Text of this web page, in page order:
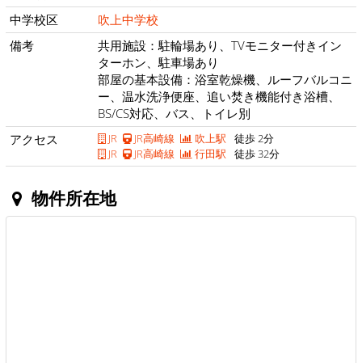
中学校区
吹上中学校
備考
共用施設：駐輪場あり、TVモニター付きイン
ターホン、駐車場あり
部屋の基本設備：浴室乾燥機、ルーフバルコニ
ー、温水洗浄便座、追い焚き機能付き浴槽、
BS/CS対応、バス、トイレ別
アクセス
JR JR高崎線 吹上駅 徒歩 2分
JR
JR高崎線 行田駅 徒歩 32分
物件所在地